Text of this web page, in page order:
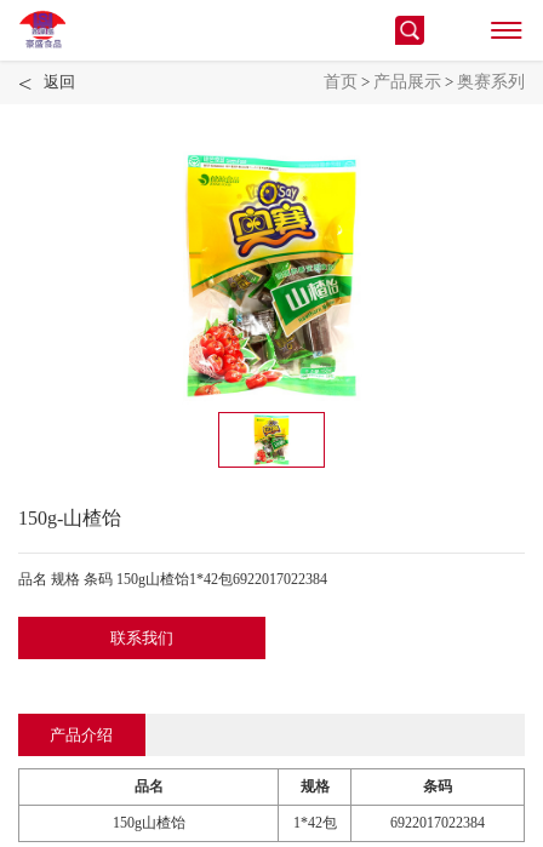
< 返回 首页 > 产品展示 > 奥赛系列
150g-山楂饴
品名 规格 条码 150g山楂饴1*42包6922017022384
联系我们
产品介绍
品名 规格 条码
150g山楂饴 1*42包 6922017022384